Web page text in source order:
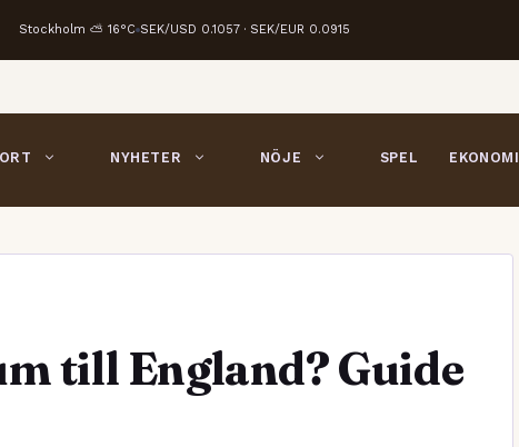
Stockholm ⛅ 16°C SEK/USD 0.1057 · SEK/EUR 0.0915
NYHETER NÖJE SPEL EKONOMI
till England? Guide